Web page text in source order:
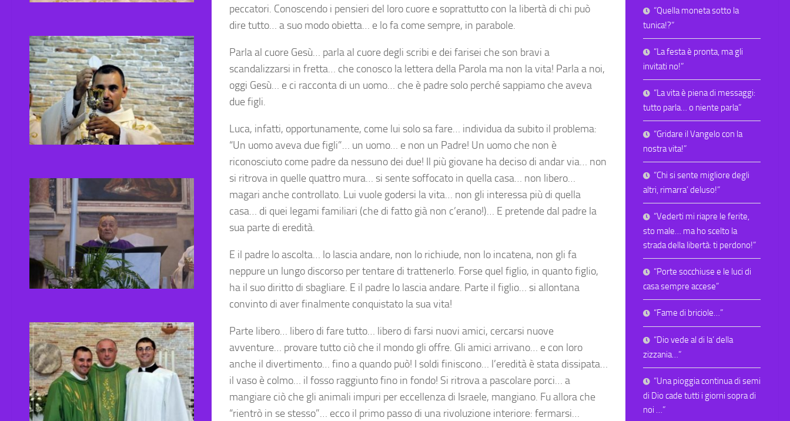
peccatori. Conoscendo i pensieri del loro cuore e soprattutto con la libertà di chi può
dire tutto… a suo modo obietta… e lo fa come sempre, in parabole.
Parla al cuore Gesù… parla al cuore degli scribi e dei farisei che son bravi a
scandalizzarsi in fretta… che conosco la lettera della Parola ma non la vita! Parla a noi,
oggi Gesù… e ci racconta di un uomo… che è padre solo perché sappiamo che aveva
due figli.
Luca, infatti, opportunamente, come lui solo sa fare… individua da subito il problema:
“Un uomo aveva due figli”… un uomo… e non un Padre! Un uomo che non è
riconosciuto come padre da nessuno dei due! Il più giovane ha deciso di andar via… non
si ritrova in quelle quattro mura… si sente soffocato in quella casa… non libero…
magari anche controllato. Lui vuole godersi la vita… non gli interessa più di quella
casa… di quei legami familiari (che di fatto già non c’erano!)… E pretende dal padre la
sua parte di eredità.
E il padre lo ascolta… lo lascia andare, non lo richiude, non lo incatena, non gli fa
neppure un lungo discorso per tentare di trattenerlo. Forse quel figlio, in quanto figlio,
ha il suo diritto di sbagliare. E il padre lo lascia andare. Parte il figlio… si allontana
convinto di aver finalmente conquistato la sua vita!
Parte libero… libero di fare tutto… libero di farsi nuovi amici, cercarsi nuove
avventure… provare tutto ciò che il mondo gli offre. Gli amici arrivano… e con loro
anche il divertimento… fino a quando può! I soldi finiscono… l’eredità è stata dissipata…
il vaso è colmo… il fosso raggiunto fino in fondo! Si ritrova a pascolare porci… a
mangiare ciò che gli animali impuri per eccellenza di Israele, mangiano. Fu allora che
“rientrò in se stesso”… ecco il primo passo di una rivoluzione interiore: fermarsi…
“Quella moneta sotto la
tunica!?”
“La festa è pronta, ma gli
invitati no!”
“La vita è piena di messaggi:
tutto parla… o niente parla”
“Gridare il Vangelo con la
nostra vita!”
“Chi si sente migliore degli
altri, rimarra’ deluso!”
“Vederti mi riapre le ferite,
sto male… ma ho scelto la
strada della libertà: ti perdono!”
“Porte socchiuse e le luci di
casa sempre accese”
“Fame di briciole…”
“Dio vede al di la’ della
zizzania…”
“Una pioggia continua di semi
di Dio cade tutti i giorni sopra di
noi …”